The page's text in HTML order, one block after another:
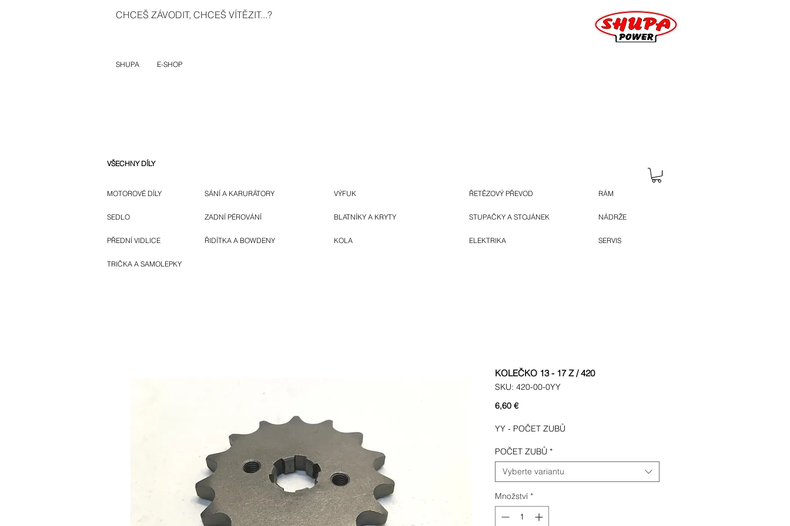
CHCEŠ ZÁVODIT, CHCEŠ VÍTĚZIT...?
SHUPA E-SHOP
VŠECHNY DÍLY
MOTOROVÉ DÍLY
SEDLO
PŘEDNÍ VIDLICE
SÁNÍ A KARURÁTORY
ZADNÍ PÉROVÁNÍ
ŘIDÍTKA A BOWDENY
VÝFUK
BLATNÍKY A KRYTY
KOLA
ŘETĚZOVÝ PŘEVOD
STUPAČKY A STOJÁNEK
ELEKTRIKA
RÁM
NÁDRŽE
SERVIS
TRIČKA A SAMOLEPKY
KOLEČKO 13 - 17 Z / 420
SKU: 420-00-0YY
6,60 €Cena
YY - POČET ZUBŮ
POČET ZUBŮ *
Vyberte variantu
Množství *